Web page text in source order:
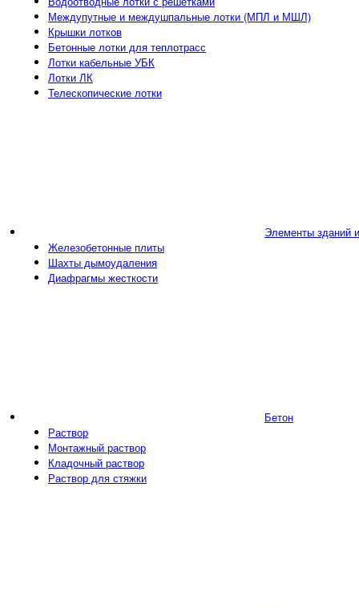
Междупутные и междушпальные лотки (МПЛ и МШЛ)
Крышки лотков
Бетонные лотки для теплотрасс
Лотки кабельные УБК
Лотки ЛК
Телескопические лотки
Элементы зданий
Железобетонные плиты
Шахты дымоудаления
Диафрагмы жесткости
Бетон
Раствор
Монтажный раствор
Кладочный раствор
Раствор для стяжки